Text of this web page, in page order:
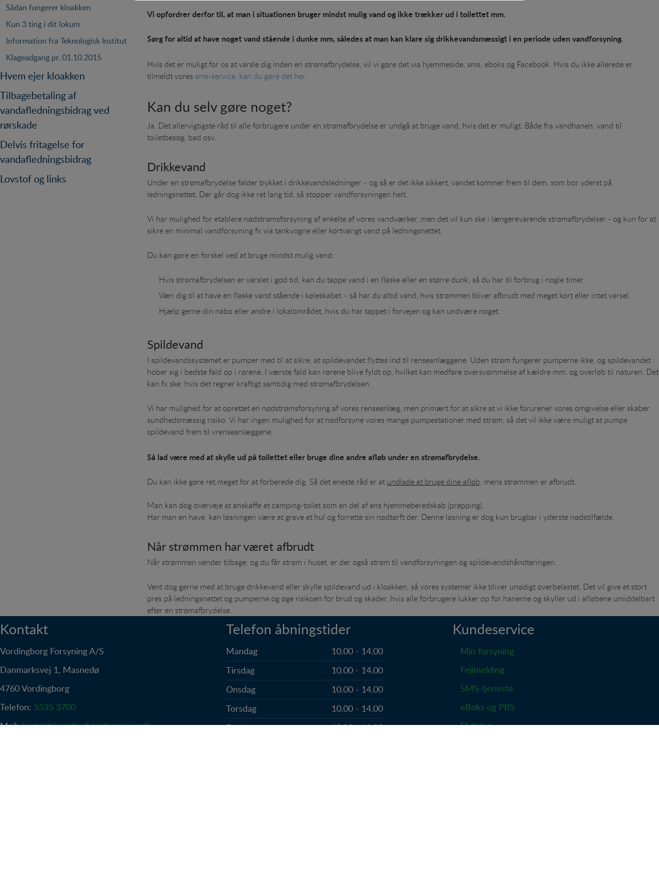
Sådan fungerer kloakken
Kun 3 ting i dit lokum
Information fra Teknologisk Institut
Klageadgang pr. 01.10.2015
Hvem ejer kloakken
Tilbagebetaling af
vandafledningsbidrag ved
rørskade
Delvis fritagelse for
vandafledningsbidrag
Lovstof og links
Vi opfordrer derfor til, at man i situationen bruger mindst mulig vand og ikke trækker ud i toilettet mm.
Sørg for altid at have noget vand stående i dunke mm, således at man kan klare sig drikkevandsmæssigt i en periode uden vandforsyning.
Hvis det er muligt for os at varsle dig inden en strømafbrydelse, vil vi gøre det via hjemmeside, sms, eboks og Facebook. Hvis du ikke allerede er
tilmeldt vores sms-service, kan du gøre det her.
Kan du selv gøre noget?
Ja. Det allervigtigste råd til alle forbrugere under en strømafbrydelse er undgå at bruge vand, hvis det er muligt. Både fra vandhanen, vand til
toiletbesøg, bad osv.
Drikkevand
Under en strømafbrydelse falder trykket i drikkevandsledninger – og så er det ikke sikkert, vandet kommer frem til dem, som bor yderst på
ledningsnettet. Der går dog ikke ret lang tid, så stopper vandforsyningen helt.
Vi har mulighed for etablere nødstrømsforsyning af enkelte af vores vandværker, men det vil kun ske i længerevarende strømafbrydelser - og kun for at
sikre en minimal vandforsyning fx via tankvogne eller kortvarigt vand på ledningsnettet.
Du kan gøre en forskel ved at bruge mindst mulig vand:
Hvis strømafbrydelsen er varslet i god tid, kan du tappe vand i en flaske eller en større dunk, så du har til forbrug i nogle timer.
Væn dig til at have en flaske vand stående i køleskabet – så har du altid vand, hvis strømmen bliver afbrudt med meget kort eller intet varsel.
Hjælp gerne din nabo eller andre i lokalområdet, hvis du har tappet i forvejen og kan undvære noget.
Spildevand
I spildevandssystemet er pumper med til at sikre, at spildevandet flyttes ind til renseanlæggene. Uden strøm fungerer pumperne ikke, og spildevandet
hober sig i bedste fald op i rørene. I værste fald kan rørene blive fyldt op, hvilket kan medføre oversvømmelse af kældre mm. og overløb til naturen. Det
kan fx ske, hvis det regner kraftigt samtidig med strømafbrydelsen.
Vi har mulighed for at oprettet en nødstrømsforsyning af vores renseanlæg, men primært for at sikre at vi ikke forurener vores omgivelse eller skaber
sundhedsmæssig risiko. Vi har ingen mulighed for at nødforsyne vores mange pumpestationer med strøm, så det vil ikke være muligt at pumpe
spildevand frem til vrenseanlæggene.
Så lad være med at skylle ud på toilettet eller bruge dine andre afløb under en strømafbrydelse.
Du kan ikke gøre ret meget for at forberede dig. Så det eneste råd er at undlade at bruge dine afløb, mens strømmen er afbrudt.
Man kan dog overveje at anskaffe et camping-toilet som en del af ens hjemmeberedskab (prepping).
Har man en have, kan løsningen være at grave et hul og forrette sin nødtørft der. Denne løsning er dog kun brugbar i yderste nødstilfælde.
Når strømmen har været afbrudt
Når strømmen vender tilbage, og du får strøm i huset, er der også strøm til vandforsyningen og spildevandshåndteringen.
Vent dog gerne med at bruge drikkevand eller skylle spildevand ud i kloakken, så vores systemer ikke bliver unødigt overbelastet. Det vil give et stort
pres på ledningsnettet og pumperne og øge risikoen for brud og skader, hvis alle forbrugere lukker op for hanerne og skyller ud i afløbene umiddelbart
efter en strømafbrydelse.
Kontakt
Vordingborg Forsyning A/S
Danmarksvej 1, Masnedø
4760 Vordingborg
Telefon: 5535 3700
Mail:kontakt@vordingborgforsyning.dk
Telefon åbningstider
Mandag
10.00 - 14.00
Tirsdag
10.00 - 14.00
Onsdag
10.00 - 14.00
Torsdag
10.00 - 14.00
Fredag
10.00 - 12.00
Kundeservice
Min forsyning
Fejlmelding
SMS-tjeneste
eBoks og PBS
Flytning
Statistik
besøgsstatistik om antal besøg og hvordan hjemmesiden bruges.
Personalisering
Personaliserings-cookies (tracking-cookies) indsamler brugerens digitale fodspor på tværs af flere hjemmesider og